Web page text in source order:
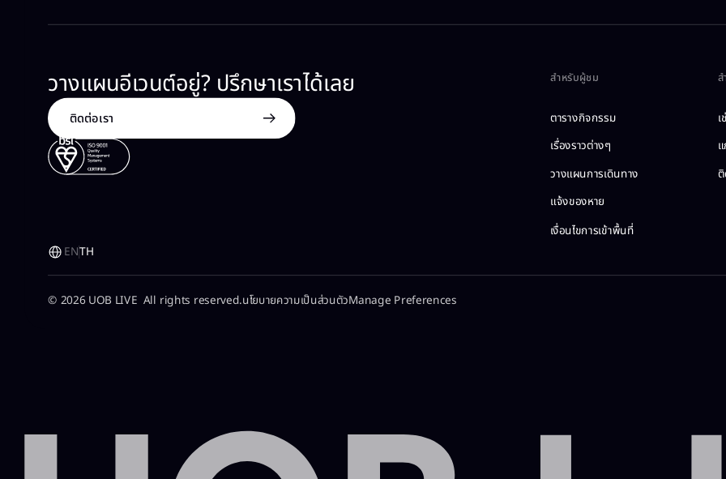
วางแผนอีเวนต์อยู่? ปรึกษาเราได้เลย​
ติดต่อเรา
สำหรับผู้ชม​
ตารางกิจกรรม​
เรื่องราวต่างๆ​
วางแผนการเดินทาง​
แจ้งของหาย​
เงื่อนไขการเข้าพื้นที่​
ส
ENTH
© 2026 UOB LIVE All rights reserved.นโยบายความเป็นส่วนตัว​Manage Preferences